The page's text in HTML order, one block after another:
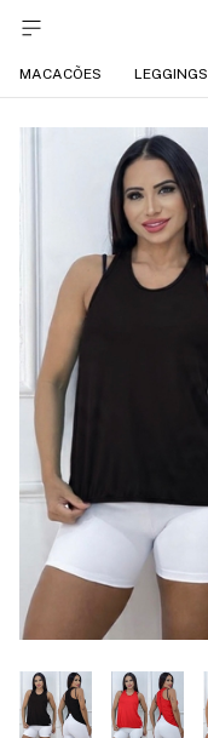
MACACÕES LEGGINGS